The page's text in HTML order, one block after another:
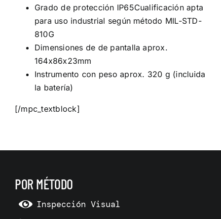
Grado de protección IP65Cualificación apta
para uso industrial según método MIL-STD-
810G
Dimensiones de de pantalla aprox.
164x86x23mm
Instrumento con peso aprox. 320 g (incluida
la batería)
[/mpc_textblock]
POR MÉTODO
Inspección Visual